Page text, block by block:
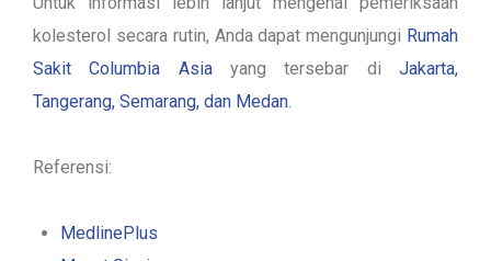
kolesterol secara rutin, Anda dapat mengunjungi Rumah
Sakit Columbia Asiayang tersebar diJakarta,
Tangerang, Semarang, dan Medan.
Referensi:
MedlinePlus